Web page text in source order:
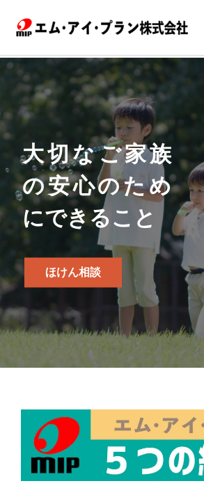
ス
大切なご家族
の安心のため
にできること
ほけん相談